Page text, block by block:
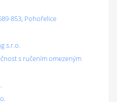
853, Pohořelice
s.r.o.
s ručením omezeným